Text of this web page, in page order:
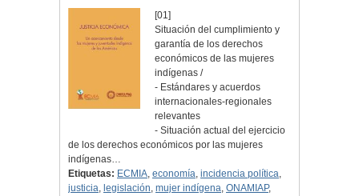
[01]
Situación del cumplimiento y
garantía de los derechos
económicos de las mujeres
indígenas /
- Estándares y acuerdos
internacionales-regionales
relevantes
- Situación actual del ejercicio
de los derechos económicos por las mujeres
indígenas…
Etiquetas: ECMIA, economía, incidencia política,
justicia, legislación, mujer indígena, ONAMIAP,